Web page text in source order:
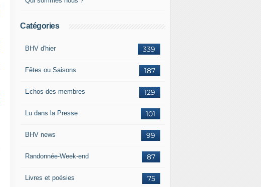
Catégories
339
BHV d'hier
187
Fêtes ou Saisons
129
Echos des membres
101
Lu dans la Presse
99
BHV news
87
Randonnée-Week-end
75
Livres et poésies